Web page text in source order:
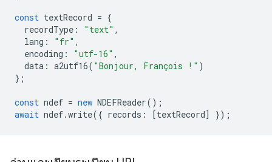
const textRecord = {
recordType : "text" ,
lang : "fr" ,
encoding : "utf-16" ,
data : a2utf16( "Bonjour, François !" )
};
const ndef = new NDEFReader();
await ndef.write({ records : [textRecord] });